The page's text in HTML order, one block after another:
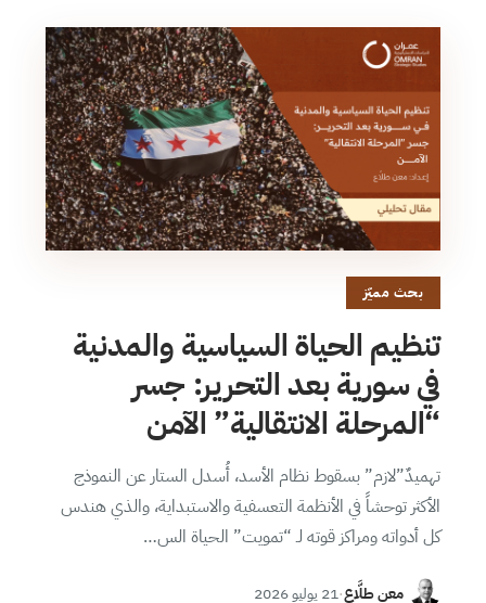
بحث مميّز
تنظيم الحياة السياسية والمدنية
في سورية بعد التحرير: جسر
“المرحلة الانتقالية” الآمن
تهميدٌ”لازم” بسقوط نظام الأسد، أُسدل الستار عن النموذج
الأكثر توحشاً في الأنظمة التعسفية والاستبداية، والذي هندس
كل أدواته ومراكز قوته لـ “تمويت” الحياة الس…
معن طلَّاع·21 يوليو 2026